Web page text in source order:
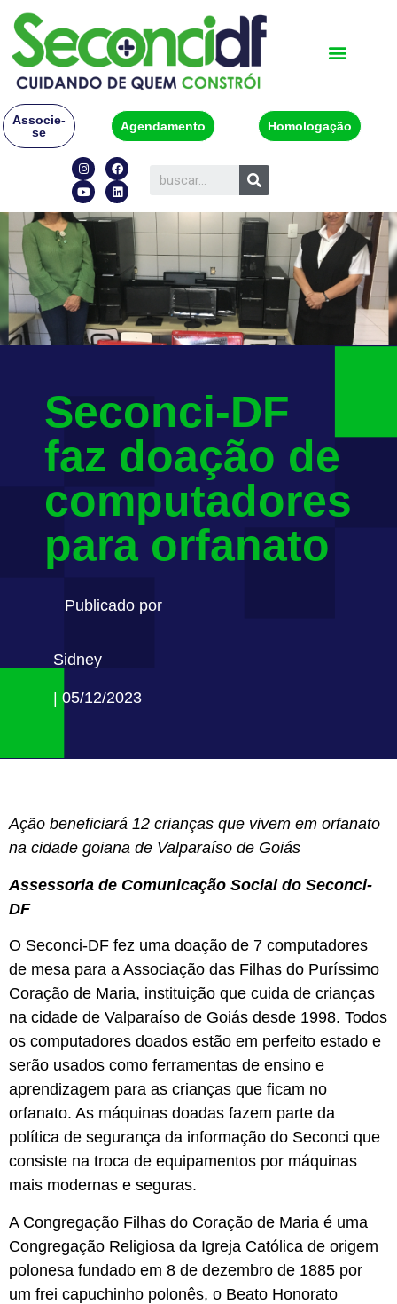
Associe-
se
Agendamento Homologação
Seconci-DF
faz doação de
computadores
para orfanato
Publicado por
Sidney
| 05/12/2023
Ação beneficiará 12 crianças que vivem em orfanato
na cidade goiana de Valparaíso de Goiás
Assessoria de Comunicação Social do Seconci-
DF
O Seconci-DF fez uma doação de 7 computadores
de mesa para a Associação das Filhas do Puríssimo
Coração de Maria, instituição que cuida de crianças
na cidade de Valparaíso de Goiás desde 1998. Todos
os computadores doados estão em perfeito estado e
serão usados como ferramentas de ensino e
aprendizagem para as crianças que ficam no
orfanato. As máquinas doadas fazem parte da
política de segurança da informação do Seconci que
consiste na troca de equipamentos por máquinas
mais modernas e seguras.
A Congregação Filhas do Coração de Maria é uma
Congregação Religiosa da Igreja Católica de origem
polonesa fundado em 8 de dezembro de 1885 por
um frei capuchinho polonês, o Beato Honorato